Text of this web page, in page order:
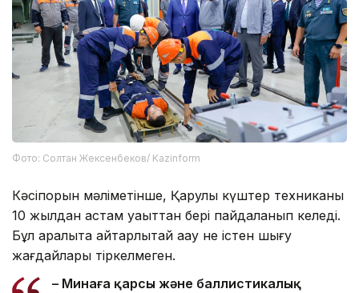
Фото: Солтан Жексенбеков/ Kazinform
Кәсіпорын мәліметінше, Қарулы күштер техниканы
10 жылдан астам уақыттан бері пайдаланып келеді.
Бұл аралықта айтарлықтай ақау не істен шығу
жағдайлары тіркелмеген.
– Минаға қарсы және баллистикалық